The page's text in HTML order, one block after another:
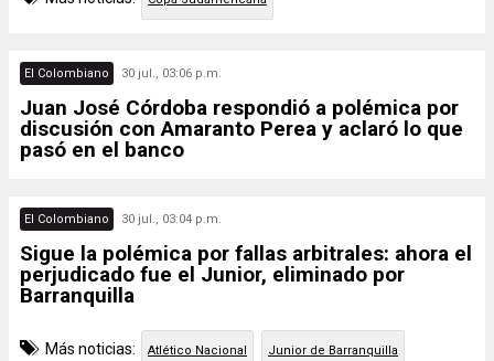
El Colombiano 30 jul., 03:06 p.m.
Juan José Córdoba respondió a polémica por
discusión con Amaranto Perea y aclaró lo que
pasó en el banco
El Colombiano 30 jul., 03:04 p.m.
Sigue la polémica por fallas arbitrales: ahora el
perjudicado fue el Junior, eliminado por
Barranquilla
Más noticias: Atlético Nacional Junior de Barranquilla